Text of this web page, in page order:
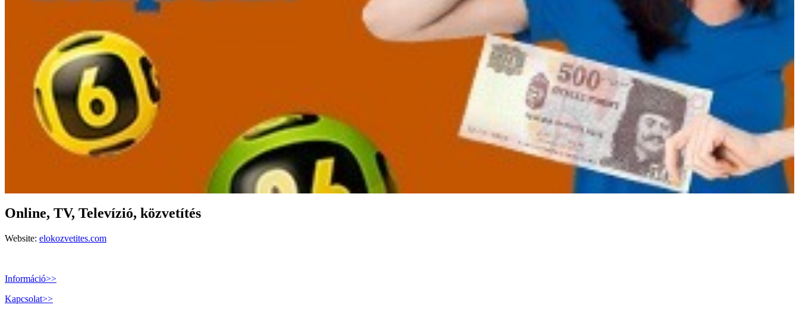
Online, TV, Televízió, közvetítés
Website: elokozvetites.com
Információ>>
Kapcsolat>>